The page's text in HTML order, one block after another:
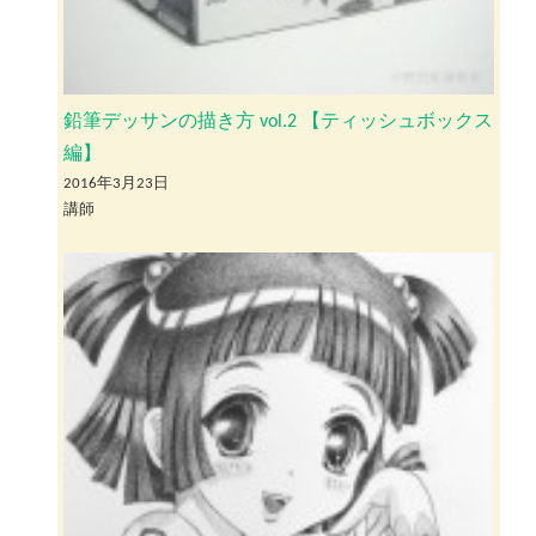
鉛筆デッサンの描き方 vol.2 【ティッシュボックス
編】
2016年3月23日
講師